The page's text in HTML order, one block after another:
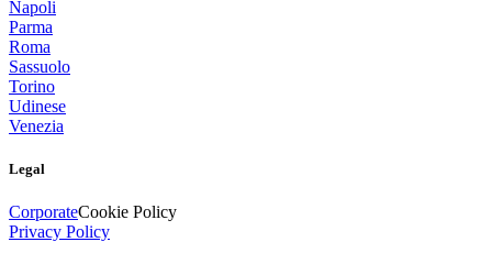
Napoli
Parma
Roma
Sassuolo
Torino
Udinese
Venezia
Legal
CorporateCookie Policy
Privacy Policy